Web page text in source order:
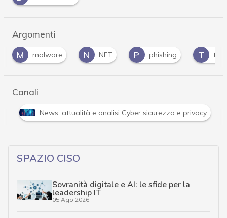
Argomenti
malware N NFT P phishing T trojan
Canali
e Malware: le ultime news in tempo reale e gli approfondimenti
SPAZIO CISO
Sovranità digitale e AI: le sfide per la
leadership IT
05 Ago 2026